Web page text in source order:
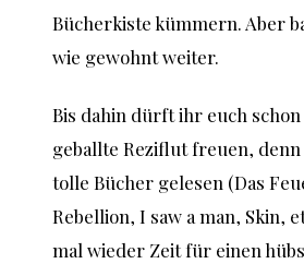
Bücherkiste kümmern. Aber
wie gewohnt weiter.
Bis dahin dürft ihr euch schon
geballte Reziflut freuen, denn
tolle Bücher gelesen (Das
Rebellion, I saw a man, Skin,
mal wieder Zeit für einen